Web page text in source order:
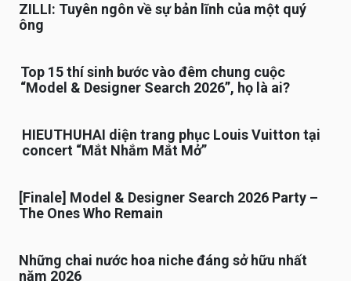
ZILLI: Tuyên ngôn về sự bản lĩnh của một quý
ông
Top 15 thí sinh bước vào đêm chung cuộc
“Model & Designer Search 2026”, họ là ai?
HIEUTHUHAI diện trang phục Louis Vuitton tại
concert “Mắt Nhắm Mắt Mở”
[Finale] Model & Designer Search 2026 Party –
The Ones Who Remain
Những chai nước hoa niche đáng sở hữu nhất
năm 2026